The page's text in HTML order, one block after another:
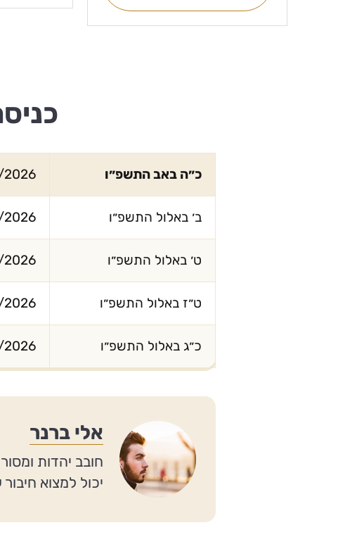
כ״ה באב התשפ״ו
ב׳ באלול התשפ״ו
ט׳ באלול התשפ״ו
ט״ז באלול התשפ״ו
כ״ג באלול התשפ״ו
אלי ברנר
חובב יהדות
יכול למצוא